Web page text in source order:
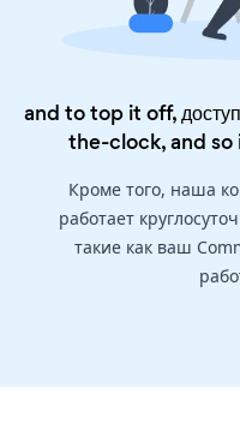
and to top it off,
the-clock, and so
Кроме того, наша
работает
такие как ваш